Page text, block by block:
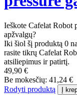
Ieškote Cafelat Robot
apžvalgų?
Iki šiol šį produktą 0
rasite tikrų Cafelat
atsiliepimus ir patirtį.
49,90 €
Be mokesčių: 41,24 €
Rodyti produktą
Į